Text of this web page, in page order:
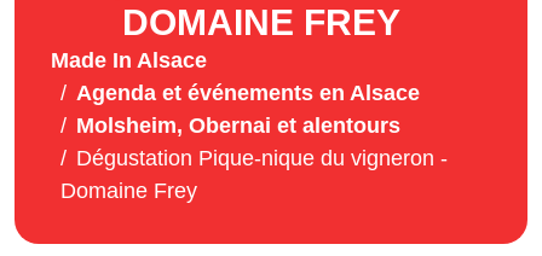
DOMAINE FREY
Made In Alsace
Agenda et événements en Alsace
Molsheim, Obernai et alentours
Dégustation Pique-nique du vigneron -
Domaine Frey